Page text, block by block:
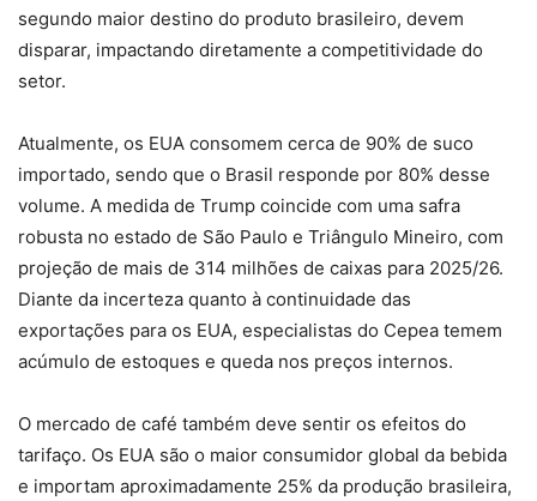
segundo maior destino do produto brasileiro, devem
disparar, impactando diretamente a competitividade do
setor.
Atualmente, os EUA consomem cerca de 90% de suco
importado, sendo que o Brasil responde por 80% desse
volume. A medida de Trump coincide com uma safra
robusta no estado de São Paulo e Triângulo Mineiro, com
projeção de mais de 314 milhões de caixas para 2025/26.
Diante da incerteza quanto à continuidade das
exportações para os EUA, especialistas do Cepea temem
acúmulo de estoques e queda nos preços internos.
O mercado de café também deve sentir os efeitos do
tarifaço. Os EUA são o maior consumidor global da bebida
e importam aproximadamente 25% da produção brasileira,